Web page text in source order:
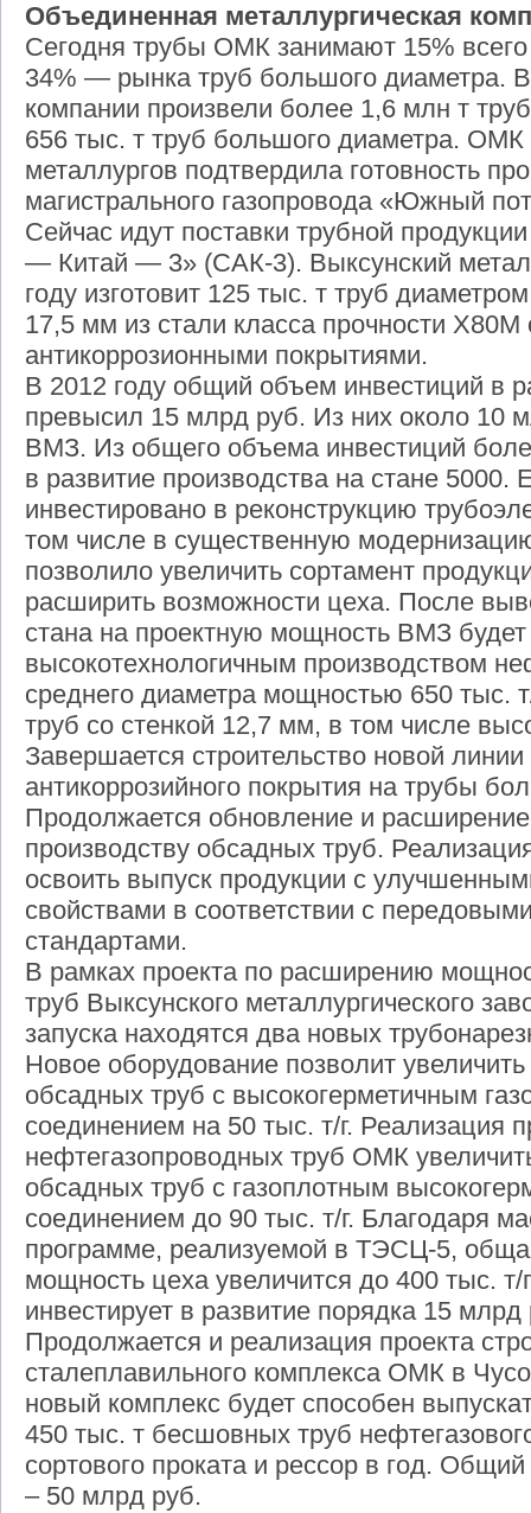
Объединенная металлургическая
Сегодня трубы ОМК занимают 15% всего
34% — рынка труб большого диаметра.
компании произвели более 1,6 млн т
656 тыс. т труб большого диаметра. ОМК
металлургов подтвердила готовность
магистрального газопровода «Южный
Сейчас идут поставки трубной
— Китай — 3» (САК-3). Выксунский
году изготовит 125 тыс. т труб
17,5 мм из стали класса прочности
антикоррозионными покрытиями.
В 2012 году общий объем инвестиций в
превысил 15 млрд руб. Из них около 10
ВМЗ. Из общего объема инвестиций
в развитие производства на стане
инвестировано в реконструкцию
том числе в существенную
позволило увеличить сортамент
расширить возможности цеха. После
стана на проектную мощность ВМЗ
высокотехнологичным производством
среднего диаметра мощностью 650 тыс.
труб со стенкой 12,7 мм, в том числе
Завершается строительство новой
антикоррозийного покрытия на трубы
Продолжается обновление и
производству обсадных труб.
освоить выпуск продукции с
свойствами в соответствии с
стандартами.
В рамках проекта по расширению
труб Выксунского металлургического
запуска находятся два новых
Новое оборудование позволит
обсадных труб с высокогерметичным
соединением на 50 тыс. т/г. Реализация
нефтегазопроводных труб ОМК
обсадных труб с газоплотным
соединением до 90 тыс. т/г. Благодаря
программе, реализуемой в ТЭСЦ-5,
мощность цеха увеличится до 400 тыс.
инвестирует в развитие порядка 15 млрд
Продолжается и реализация проекта
сталеплавильного комплекса ОМК в
новый комплекс будет способен
450 тыс. т бесшовных труб
сортового проката и рессор в год.
– 50 млрд руб.